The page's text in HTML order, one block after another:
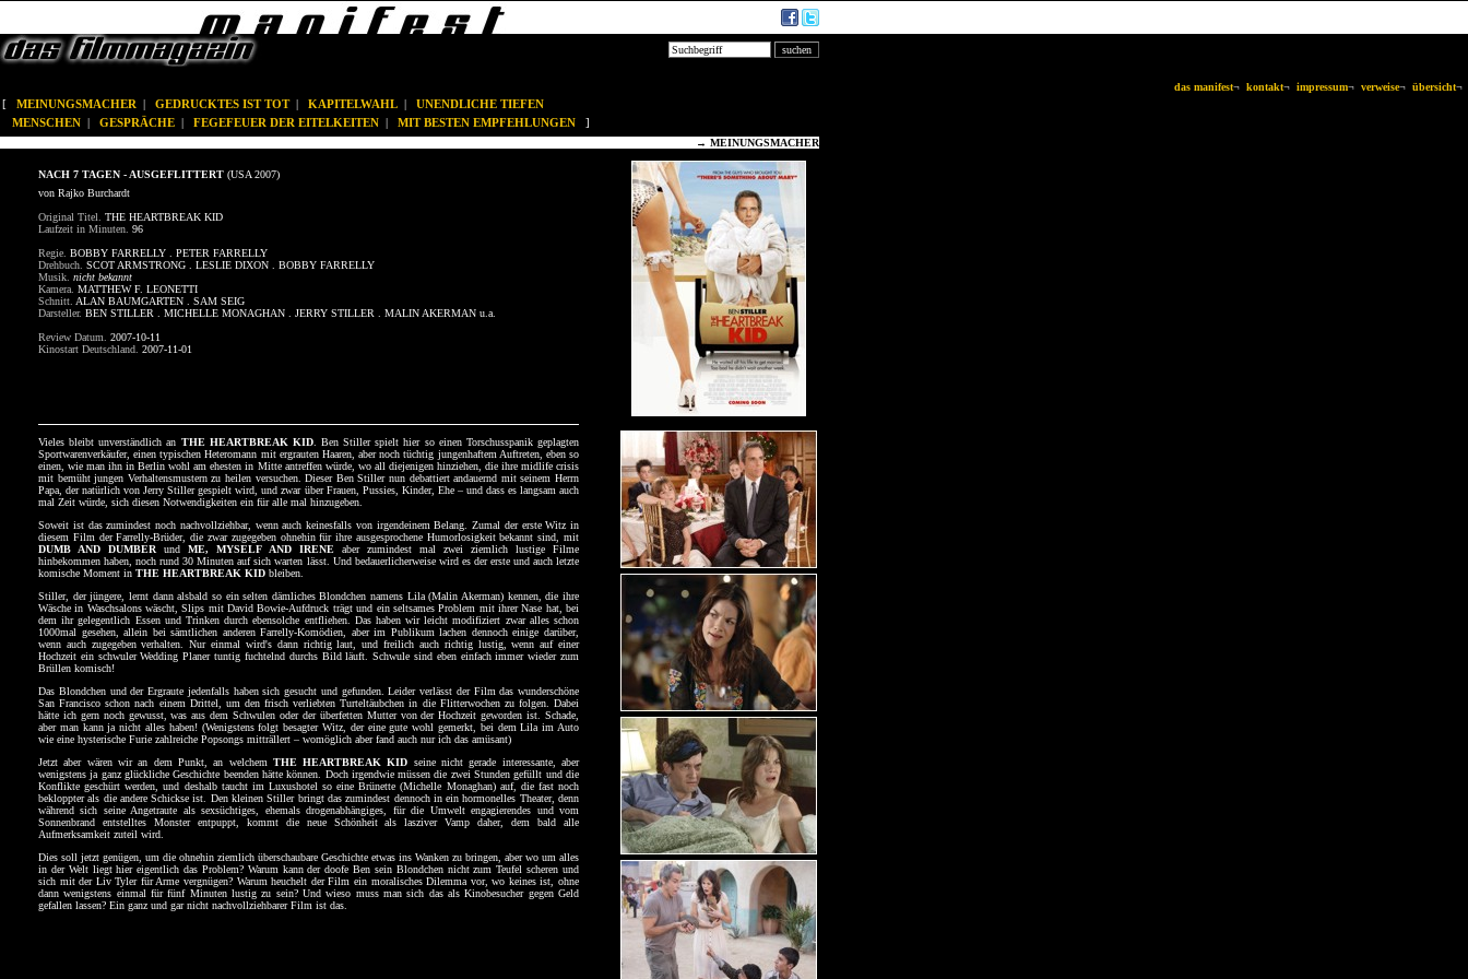
das manifest¬ kontakt¬ impressum¬ verweise¬ übersicht¬
[ MEINUNGSMACHER | GEDRUCKTES IST TOT| KAPITELWAHL | UNENDLICHE TIEFEN
MENSCHEN | GESPRÄCHE | FEGEFEUER DER EITELKEITEN | MIT BESTEN EMPFEHLUNGEN ]
→ MEINUNGSMACHER
NACH 7 TAGEN - AUSGEFLITTERT (USA 2007)
von Rajko Burchardt
Original Titel. THE HEARTBREAK KID
Laufzeit in Minuten. 96
Regie. BOBBY FARRELLY . PETER FARRELLY
Drehbuch. SCOT ARMSTRONG . LESLIE DIXON . BOBBY FARRELLY
Musik. nicht bekannt
Kamera. MATTHEW F. LEONETTI
Schnitt. ALAN BAUMGARTEN . SAM SEIG
Darsteller. BEN STILLER . MICHELLE MONAGHAN . JERRY STILLER . MALIN AKERMAN u.a.
Review Datum. 2007-10-11
Kinostart Deutschland. 2007-11-01
Vieles bleibt unverständlich an THE HEARTBREAK KID. Ben Stiller spielt hier so einen Torschusspanik geplagten
Sportwarenverkäufer, einen typischen Heteromann mit ergrauten Haaren, aber noch tüchtig jungenhaftem Auftreten, eben so
einen, wie man ihn in Berlin wohl am ehesten in Mitte antreffen würde, wo all diejenigen hinziehen, die ihre midlife crisis
mit bemüht jungen Verhaltensmustern zu heilen versuchen. Dieser Ben Stiller nun debattiert andauernd mit seinem Herrn
Papa, der natürlich von Jerry Stiller gespielt wird, und zwar über Frauen, Pussies, Kinder, Ehe – und dass es langsam auch
mal Zeit würde, sich diesen Notwendigkeiten ein für alle mal hinzugeben.
Soweit ist das zumindest noch nachvollziehbar, wenn auch keinesfalls von irgendeinem Belang. Zumal der erste Witz in
diesem Film der Farrelly-Brüder, die zwar zugegeben ohnehin für ihre ausgesprochene Humorlosigkeit bekannt sind, mit
DUMB AND DUMBER und ME, MYSELF AND IRENE aber zumindest mal zwei ziemlich lustige Filme
hinbekommen haben, noch rund 30 Minuten auf sich warten lässt. Und bedauerlicherweise wird es der erste und auch letzte
komische Moment in THE HEARTBREAK KID bleiben.
Stiller, der jüngere, lernt dann alsbald so ein selten dämliches Blondchen namens Lila (Malin Akerman) kennen, die ihre
Wäsche in Waschsalons wäscht, Slips mit David Bowie-Aufdruck trägt und ein seltsames Problem mit ihrer Nase hat, bei
dem ihr gelegentlich Essen und Trinken durch ebensolche entfliehen. Das haben wir leicht modifiziert zwar alles schon
1000mal gesehen, allein bei sämtlichen anderen Farrelly-Komödien, aber im Publikum lachen dennoch einige darüber,
wenn auch zugegeben verhalten. Nur einmal wird's dann richtig laut, und freilich auch richtig lustig, wenn auf einer
Hochzeit ein schwuler Wedding Planer tuntig fuchtelnd durchs Bild läuft. Schwule sind eben einfach immer wieder zum
Brüllen komisch!
Das Blondchen und der Ergraute jedenfalls haben sich gesucht und gefunden. Leider verlässt der Film das wunderschöne
San Francisco schon nach einem Drittel, um den frisch verliebten Turteltäubchen in die Flitterwochen zu folgen. Dabei
hätte ich gern noch gewusst, was aus dem Schwulen oder der überfetten Mutter von der Hochzeit geworden ist. Schade,
aber man kann ja nicht alles haben! (Wenigstens folgt besagter Witz, der eine gute wohl gemerkt, bei dem Lila im Auto
wie eine hysterische Furie zahlreiche Popsongs mitträllert – womöglich aber fand auch nur ich das amüsant)
Jetzt aber wären wir an dem Punkt, an welchem THE HEARTBREAK KID seine nicht gerade interessante, aber
wenigstens ja ganz glückliche Geschichte beenden hätte können. Doch irgendwie müssen die zwei Stunden gefüllt und die
Konflikte geschürt werden, und deshalb taucht im Luxushotel so eine Brünette (Michelle Monaghan) auf, die fast noch
bekloppter als die andere Schickse ist. Den kleinen Stiller bringt das zumindest dennoch in ein hormonelles Theater, denn
während sich seine Angetraute als sexsüchtiges, ehemals drogenabhängiges, für die Umwelt engagierendes und vom
Sonnenbrand entstelltes Monster entpuppt, kommt die neue Schönheit als lasziver Vamp daher, dem bald alle
Aufmerksamkeit zuteil wird.
Dies soll jetzt genügen, um die ohnehin ziemlich überschaubare Geschichte etwas ins Wanken zu bringen, aber wo um alles
in der Welt liegt hier eigentlich das Problem? Warum kann der doofe Ben sein Blondchen nicht zum Teufel scheren und
sich mit der Liv Tyler für Arme vergnügen? Warum heuchelt der Film ein moralisches Dilemma vor, wo keines ist, ohne
dann wenigstens einmal für fünf Minuten lustig zu sein? Und wieso muss man sich das als Kinobesucher gegen Geld
gefallen lassen? Ein ganz und gar nicht nachvollziehbarer Film ist das.